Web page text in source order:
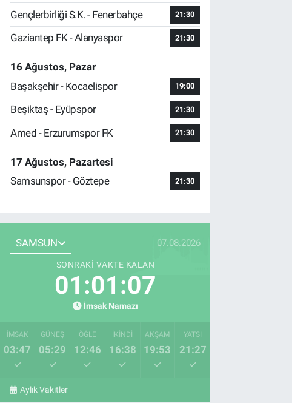
Gençlerbirliği S.K. - Fenerbahçe 21:30
Gaziantep FK - Alanyaspor 21:30
16 Ağustos, Pazar
Başakşehir - Kocaelispor
19:00
Beşiktaş - Eyüpspor 21:30
Amed - Erzurumspor FK 21:30
17 Ağustos, Pazartesi
Samsunspor - Göztepe
21:30
SAMSUN 07.08.2026
SONRAKI VAKTE KALAN
01:01:06
İmsak Namazı
İMSAK
03:47
GÜNEŞ
05:29
ÖĞLE
12:46
İKINDI
16:38
AKŞAM
19:53
YATSI
21:27
Aylık Vakitler